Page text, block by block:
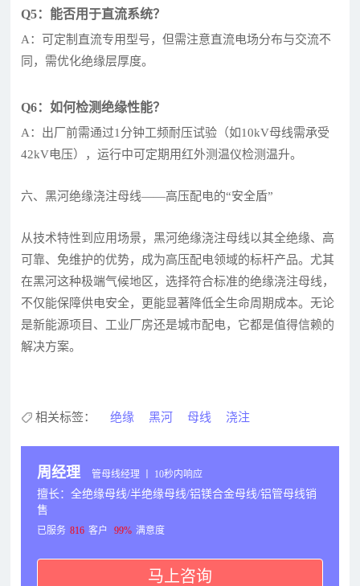
Q5：能否用于直流系统？
A：可定制直流专用型号，但需注意直流电场分布与交流不
同，需优化绝缘层厚度。
Q6：如何检测绝缘性能？
A：出厂前需通过1分钟工频耐压试验（如10kV母线需承受
42kV电压），运行中可定期用红外测温仪检测温升。
六、黑河绝缘浇注母线——高压配电的“安全盾”
从技术特性到应用场景，黑河绝缘浇注母线以其全绝缘、高
可靠、免维护的优势，成为高压配电领域的标杆产品。尤其
在黑河这种极端气候地区，选择符合标准的绝缘浇注母线，
不仅能保障供电安全，更能显著降低全生命周期成本。无论
是新能源项目、工业厂房还是城市配电，它都是值得信赖的
解决方案。
相关标签： 绝缘 黑河 母线 浇注
周经理 管母线经理 丨 10秒内响应
擅长：全绝缘母线/半绝缘母线/铝镁合金母线/铝管母线销
售
已服务 816 客户 99% 满意度
马上咨询